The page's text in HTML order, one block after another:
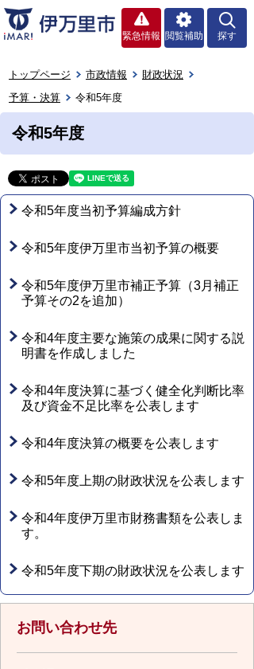
緊急情報 閲覧補助 探す
トップページ 市政情報
財政状況
予算・決算
令和5年度
令和5年度
令和5年度当初予算編成方針
令和5年度伊万里市当初予算の概要
令和5年度伊万里市補正予算（3月補正
予算その2を追加）
令和4年度主要な施策の成果に関する説
明書を作成しました
令和4年度決算に基づく健全化判断比率
及び資金不足比率を公表します
令和4年度決算の概要を公表します
令和5年度上期の財政状況を公表します
令和4年度伊万里市財務書類を公表しま
す。
令和5年度下期の財政状況を公表します
お問い合わせ先